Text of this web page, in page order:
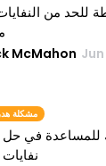
McMahon
مشكلة
للمساعدة في